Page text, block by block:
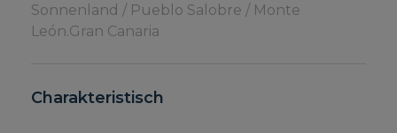
Sonnenland / Pueblo Salobre / Monte
León.Gran Canaria
Charakteristisch